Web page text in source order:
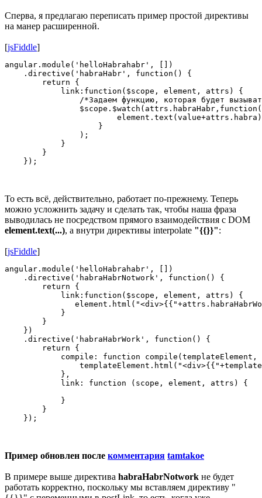
Сперва, я предлагаю переписать пример простой директивы
на манер расширенной.
[jsFiddle]
angular.module('helloHabrahabr', [])
    .directive('habraHabr', function() {
        return {
            link:function($scope, element, attrs) {
/*Задаем функцию, которая будет
                    }
                );
            }
        }
То есть всё, действительно, работает по-прежнему. Теперь
можно усложнить задачу и сделать так, чтобы наша фраза
выводилась не посредством прямого взаимодействия с DOM
element.text(...), а внутри директивы interpolate "{{}}":
[jsFiddle]
angular.module('helloHabrahabr', [])
    .directive('habraHabrNotwork', function() {
        return {
            link:function($scope, element, attrs) {
            }
        }
    })
    .directive('habraHabrWork', function() {
        return {
compile: function compile(templateElement,
            },
            link: function (scope, element, attrs) {
            }
        }
Пример обновлен после комментария tamtakoe
В примере выше директива habraHabrNotwork не будет
работать корректно, поскольку мы вставляем директиву "